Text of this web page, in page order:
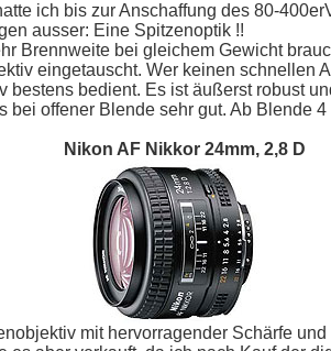
ich bis zur Anschaffung des 80-
ausser: Eine Spitzenoptik !!
Brennweite bei gleichem Gewicht
eingetauscht. Wer keinen schnellen
bestens bedient. Es ist äußerst robust
bei offener Blende sehr gut. Ab Blende
Nikon AF Nikkor 24mm, 2,8 D
mit hervorragender Schärfe